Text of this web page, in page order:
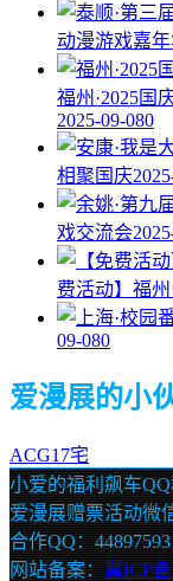
动漫游戏嘉
福州·2025国
2025-09-080
相聚国庆
戏交流会
费活动】福
09-080
爱漫展的小
ACG17宅
小爱的福利飙车QQ
爱漫展赠票活动微
合作QQ：
网站备案： 冀ICP备